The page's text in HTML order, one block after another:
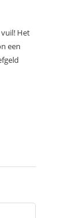
Het
een